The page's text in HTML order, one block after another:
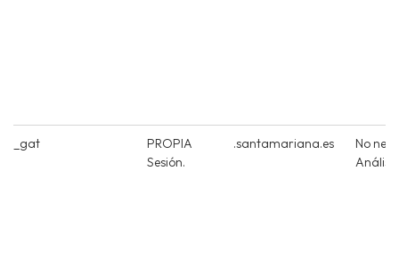
_gat
PROPIA
Sesión.
.santamariana.es
No